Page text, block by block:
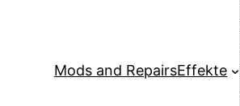
Mods and RepairsEffekte